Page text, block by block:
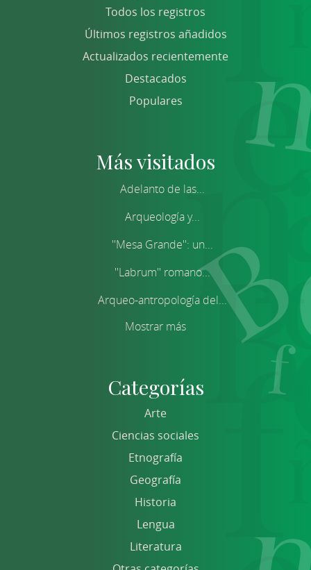
Todos los registros
Últimos registros añadidos
Actualizados recientemente
Destacados
Populares
Más visitados
Adelanto de las...
Arqueología y...
''Mesa Grande'': un...
''Labrum'' romano...
Arqueo-antropología del...
Mostrar más
Categorías
Arte
Ciencias sociales
Etnografía
Geografía
Historia
Lengua
Literatura